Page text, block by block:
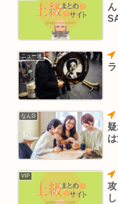
ニュー速
なんG
VIP